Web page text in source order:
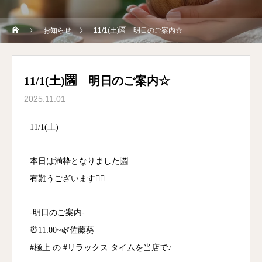
お知らせ 11/1(土)🈵 明日のご案内☆
11/1(土)🈵 明日のご案内☆
2025.11.01
11/1(土)
本日は満枠となりました🈵
有難うございます🙇‍♀️
-明日のご案内-
⏰11:00~🌿佐藤葵
#極上 の #リラックス タイムを当店で♪